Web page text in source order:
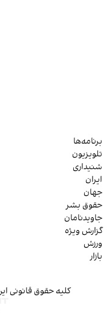
برنامه‌ها
تلویزیون
شنیداری
ایران
جهان
حقوق بشر
جاویدنامان
گزارش ویژه
ورزش
بازار
کلیه حقوق قانونی